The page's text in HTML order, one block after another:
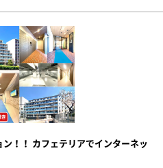
！！ カフェテリアでインターネッ